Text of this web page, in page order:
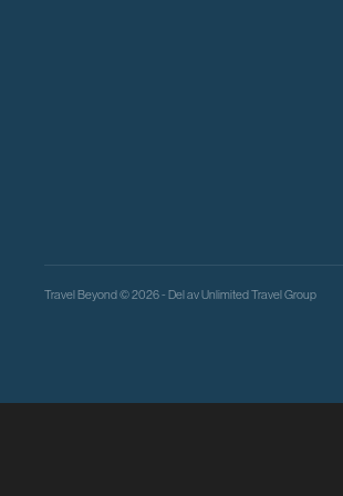
Travel Beyond © 2026 - Del avUnlimited Travel Group